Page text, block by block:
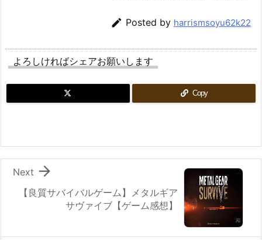
 Posted by harrismsoyu62k22
よろしければシェアお願いします
Copy
【良質サバイバルゲーム】メタルギア
サヴァイブ【ゲーム感想】

Next